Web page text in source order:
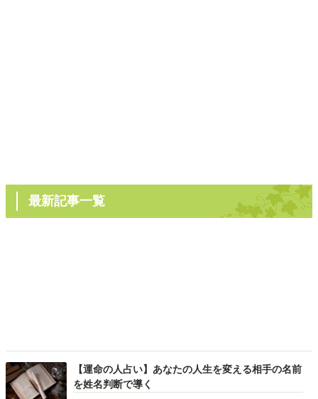
最新記事一覧
【運命の人占い】あなたの人生を変える相手の名前
を姓名判断で導く